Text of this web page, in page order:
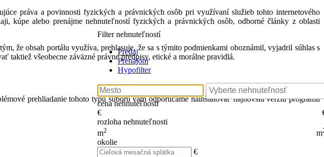
práva a povinnosti fyzických a právnických osôb pri využívaní služieb tohto internetového
kúpe alebo prenájme nehnuteľností fyzických a právnických osôb, odborné články z oblasti
že obsah portálu využíva, prehlasuje, že sa s týmito podmienkami oboznámil, vyjadril súhlas s
taktiež všeobecne záväzné právne predpisy, etické a morálne pravidlá.
prehliadanie tohoto typu súboru vám odporúčame nainštalovať najnovšiu verziu programu
Filter nehnuteľností
Predaj
Prenájom
Hypofilter
cena nehnuteľnosti
€
rozloha nehnuteľnosti
m2 m
okolie
€